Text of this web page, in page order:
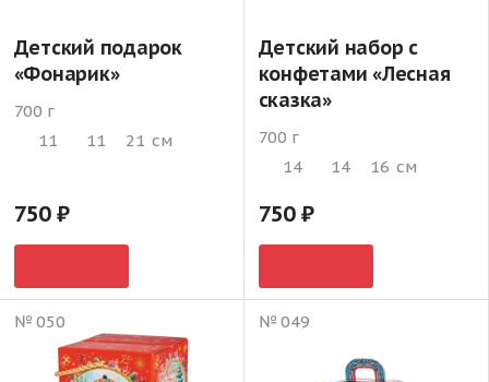
Детский подарок
«Фонарик»
700 г
11
11 21 см
750
Детский набор с
конфетами «Лесная
сказка»
700 г
14
14 16 см
750
№ 050 № 049